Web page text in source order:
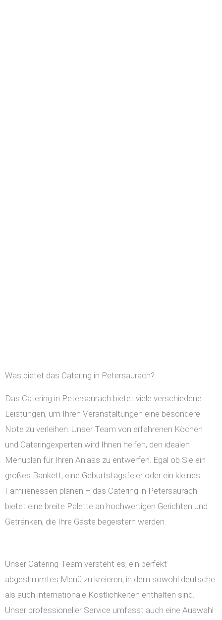
Was bietet das Catering in Petersaurach?
Das Catering in Petersaurach bietet viele verschiedene
Leistungen, um Ihren Veranstaltungen eine besondere
Note zu verleihen. Unser Team von erfahrenen Köchen
und Cateringexperten wird Ihnen helfen, den idealen
Menüplan für Ihren Anlass zu entwerfen. Egal ob Sie ein
großes Bankett, eine Geburtstagsfeier oder ein kleines
Familienessen planen – das Catering in Petersaurach
bietet eine breite Palette an hochwertigen Gerichten und
Getränken, die Ihre Gäste begeistern werden.
Unser Catering-Team versteht es, ein perfekt
abgestimmtes Menü zu kreieren, in dem sowohl deutsche
als auch internationale Köstlichkeiten enthalten sind.
Unser professioneller Service umfasst auch eine Auswahl